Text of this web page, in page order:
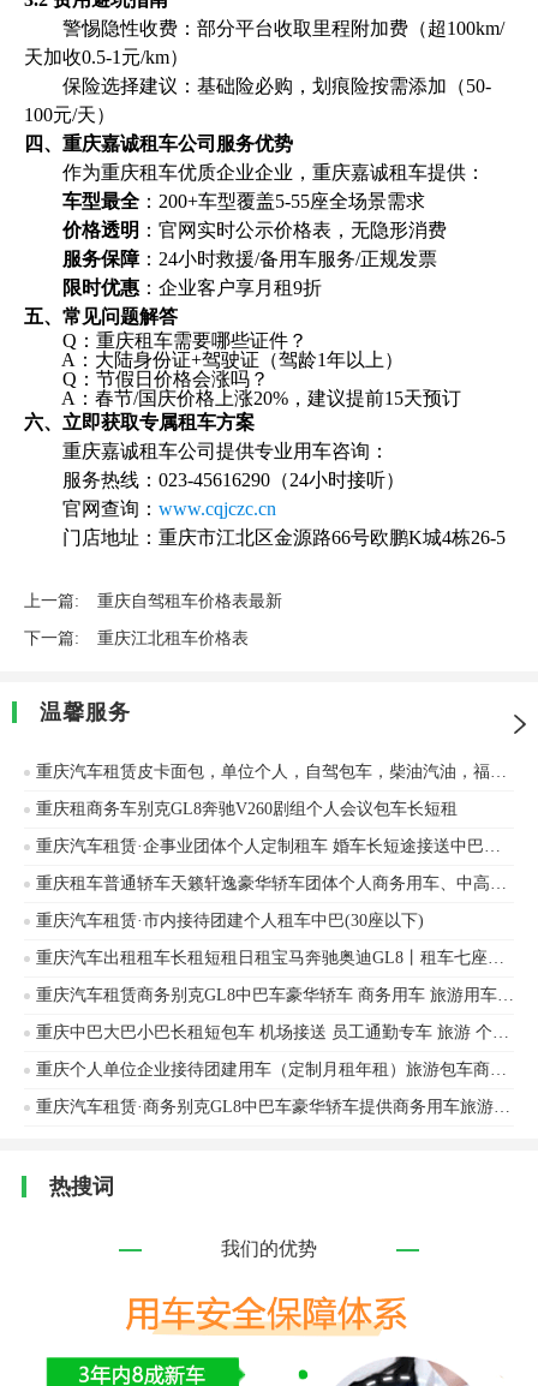
警惕隐性收费：部分平台收取里程附加费（超100km/
天加收0.5-1元/km）
保险选择建议：基础险必购，划痕险按需添加（50-
100元/天）
四、重庆嘉诚租车公司服务优势
作为重庆租车优质企业企业，重庆嘉诚租车提供：
车型最全 ：200+车型覆盖5-55座全场景需求
价格透明 ：官网实时公示价格表，无隐形消费
服务保障：24小时救援/备用车服务/正规发票
限时优惠 ：企业客户享月租9折
五、常见问题解答
Q：重庆租车需要哪些证件？
A：大陆身份证+驾驶证（驾龄1年以上）
Q：节假日价格会涨吗？
A：春节/国庆价格上涨20%，建议提前15天预订
六、立即获取专属租车方案
重庆嘉诚租车公司提供专业用车咨询：
服务热线：023-45616290（24小时接听）
官网查询： www.cqjczc.cn
门店地址：重庆市江北区金源路66号欧鹏K城4栋26-5
上一篇: 重庆自驾租车价格表最新
下一篇: 重庆江北租车价格表
温馨服务
重庆汽车租赁皮卡面包，单位个人，自驾包车，柴油汽油，福田、江铃等车辆出租
重庆租商务车别克GL8奔驰V260剧组个人会议包车长短租
重庆汽车租赁·企事业团体个人定制租车 婚车长短途接送中巴大巴车出租
重庆租车普通轿车天籁轩逸豪华轿车团体个人商务用车、中高低端轿车出租、自驾用车、特惠奥迪、宝马等车辆出租
重庆汽车租赁·市内接待团建个人租车中巴(30座以下)
重庆汽车出租租车长租短租日租宝马奔驰奥迪GL8丨租车七座商务用车丨个人用车
重庆汽车租赁商务别克GL8中巴车豪华轿车 商务用车 旅游用车 个人用车 会议用车
重庆中巴大巴小巴长租短包车 机场接送 员工通勤专车 旅游 个人 企业包车
重庆个人单位企业接待团建用车（定制月租年租）旅游包车商务车中巴车大巴车
重庆汽车租赁·商务别克GL8中巴车豪华轿车提供商务用车旅游用车个人用车会议用车
热搜词
我们的优势